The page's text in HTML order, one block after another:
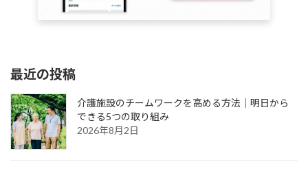
最近の投稿
介護施設のチームワークを高める方法｜明日から
できる5つの取り組み
2026年8月2日